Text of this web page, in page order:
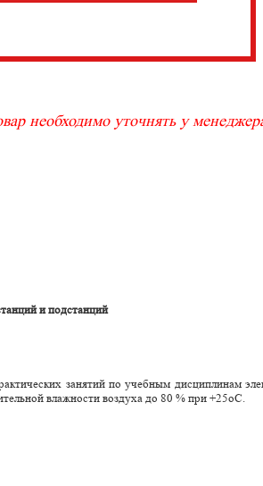
необходимо уточнять у
и подстанций
занятий по учебным дисциплинам
влажности воздуха до 80 % при +25оС.